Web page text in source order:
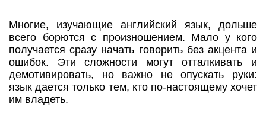
Многие, изучающие английский язык, дольше
всего борются с произношением. Мало у кого
получается сразу начать говорить без акцента и
ошибок. Эти сложности могут отталкивать и
демотивировать, но важно не опускать руки:
язык дается только тем, кто по-настоящему хочет
им владеть.